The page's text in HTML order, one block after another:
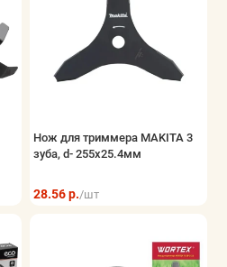
Нож для триммера MAKITA 3
зуба, d- 255x25.4мм
28.56 р./шт